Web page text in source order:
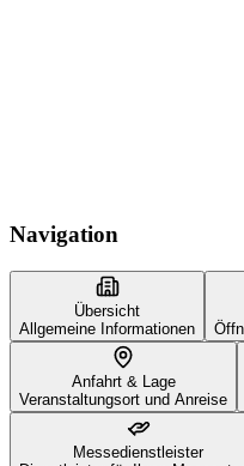
Navigation
Übersicht
Allgemeine Informationen
Anfahrt & Lage
Veranstaltungsort und Anreise
Messedienstleister